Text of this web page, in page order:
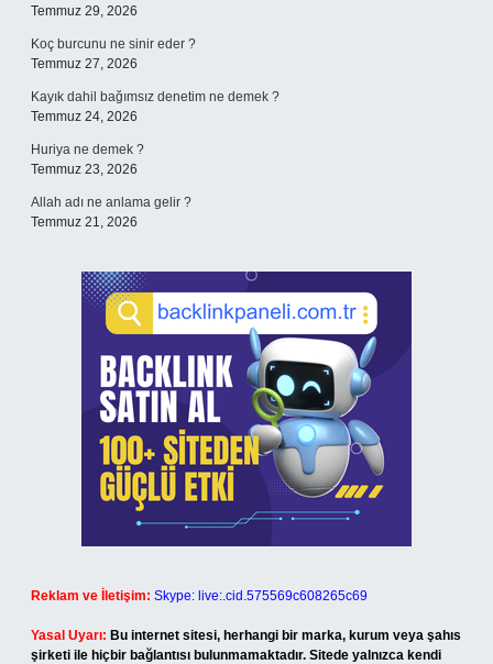
Temmuz 29, 2026
Koç burcunu ne sinir eder ?
Temmuz 27, 2026
Kayık dahil bağımsız denetim ne demek ?
Temmuz 24, 2026
Huriya ne demek ?
Temmuz 23, 2026
Allah adı ne anlama gelir ?
Temmuz 21, 2026
Reklam ve İletişim: Skype: live:.cid.575569c608265c69
Yasal Uyarı: Bu internet sitesi, herhangi bir marka, kurum veya şahıs
şirketi ile hiçbir bağlantısı bulunmamaktadır. Sitede yalnızca kendi